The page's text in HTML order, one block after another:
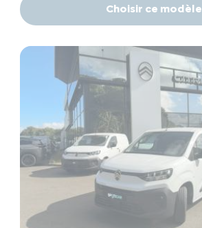
Choisir ce modèle